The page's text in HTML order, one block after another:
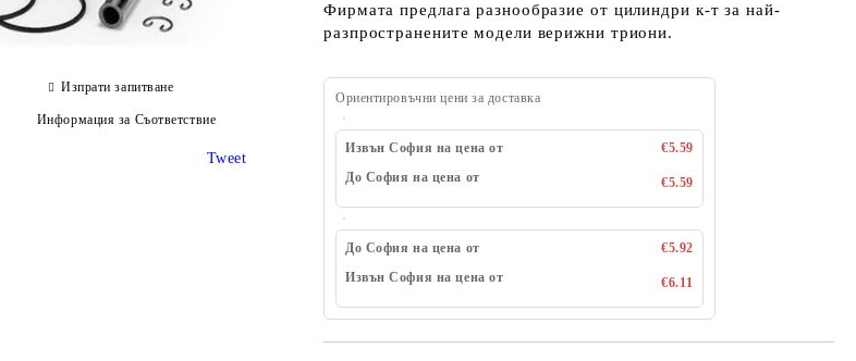
Фирмата предлага разнообразие от цилиндри к-т за най-
разпространените модели верижни триони.
Ориентировъчни цени за доставка
Извън София на цена от
€5.59
До София на цена от
€5.59
До София на цена от
€5.92
Извън София на цена от
€6.11
Изпрати запитване
Информация за Съответствие
Tweet